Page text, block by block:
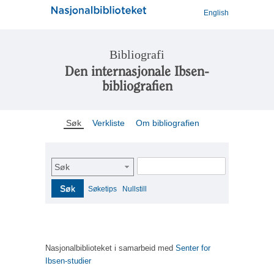
English
Bibliografi
Den internasjonale Ibsen-
bibliografien
Søk Verkliste Om bibliografien
Søk
Søk Søketips Nullstill
Nasjonalbiblioteket i samarbeid med Senter for
Ibsen-studier